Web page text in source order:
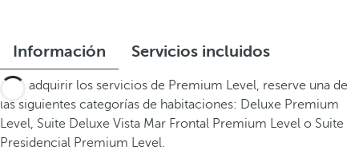
Información Servicios incluidos
Para adquirir los servicios de Premium Level, reserve una de
las siguientes categorías de habitaciones: Deluxe Premium
Level, Suite Deluxe Vista Mar Frontal Premium Level o Suite
Presidencial Premium Level.